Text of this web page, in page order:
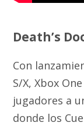
Death’s
Con
S/X, Xbox
jugadores a
donde los